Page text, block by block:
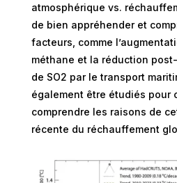
atmosphérique vs.
de bien appréhender et
facteurs, comme
méthane et la réduction
de SO2 par le transport
également être étudiés pour
comprendre les raisons de
récente du réchauffement